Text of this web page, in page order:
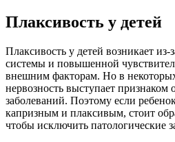
Плаксивость у детей
Плаксивость у детей возникает
системы и повышенной
внешним факторам. Но в некоторых
нервозность выступает признаком
заболеваний. Поэтому если
капризным и плаксивым, стоит
чтобы исключить патологические